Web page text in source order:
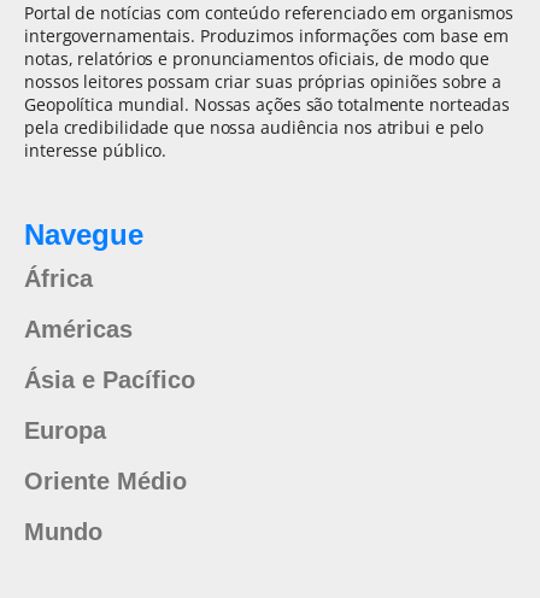
Portal de notícias com conteúdo referenciado em organismos
intergovernamentais. Produzimos informações com base em
notas, relatórios e pronunciamentos oficiais, de modo que
nossos leitores possam criar suas próprias opiniões sobre a
Geopolítica mundial. Nossas ações são totalmente norteadas
pela credibilidade que nossa audiência nos atribui e pelo
interesse público.
Navegue
África
Américas
Ásia e Pacífico
Europa
Oriente Médio
Mundo